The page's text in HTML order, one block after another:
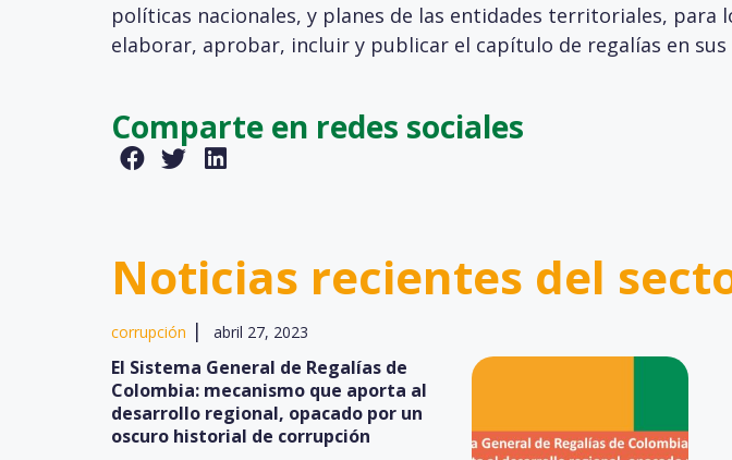
políticas nacionales, y planes de las entidades territoriales, para
elaborar, aprobar, incluir y publicar el capítulo de regalías en sus
Comparte en redes sociales
Noticias recientes del
corrupción | abril 27, 2023
El Sistema General de Regalías de
Colombia: mecanismo que aporta al
desarrollo regional, opacado por un
oscuro historial de corrupción